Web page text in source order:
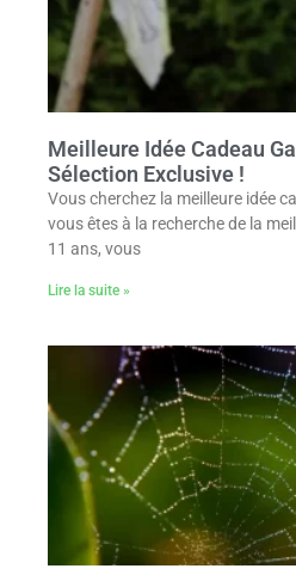
Meilleure Idée Cadeau
Sélection Exclusive !
Vous cherchez la meilleure idée
vous êtes à la recherche de la
11 ans, vous
Lire la suite »